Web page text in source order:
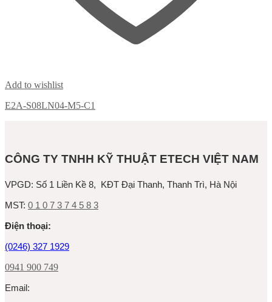
Add to wishlist
E2A-S08LN04-M5-C1
CÔNG TY TNHH KỸ THUẬT ETECH VIỆT NAM
VPGD: Số 1 Liền Kề 8, KĐT Đại Thanh, Thanh Trì, Hà Nội
MST: 0 1 0 7 3 7 4 5 8 3
Ðiện thoại:
(0246) 327 1929
0941 900 749
Email: